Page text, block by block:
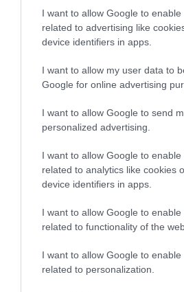
I want to allow Google to enable
related to advertising like
device identifiers in apps.
I want to allow my user data to
Google for online advertising
I want to allow Google to send
personalized advertising.
I want to allow Google to enable
related to analytics like cookies
device identifiers in apps.
I want to allow Google to enable
related to functionality of the
I want to allow Google to enable
related to personalization.
Πανσέληνος Αυγούστου 2026: Η
μερική έκλειψη και τα
εντυπωσιακά φαινόμενα στον
09.08.2026 | 12:40
Εύβοια: Νέες πινακίδες για τον
κίνδυνο πυρκαγιάς – Σε ποια
σημεία τοποθετήθηκαν
09.08.2026 | 12:20
Ποιοι φοιτητές θα πάρουν έως
2.500 ευρώ για τη στέγαση
09.08.2026 | 12:00
Συναγερμός στη Βόρεια Εύβοια:
Αγελάδες πετάγονται στο
Η έκκληση ιερέα στους οδηγούς
Τουρισμός για Όλους
2026-2027: Ποιοι
κάνουν αίτηση σήμερα
– Έως 600 ευρώ η
επιδότηση
14